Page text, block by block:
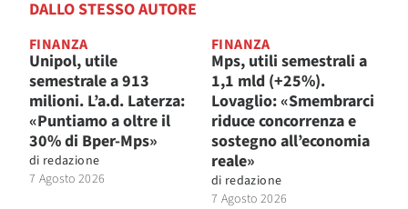
DALLO STESSO AUTORE
FINANZA
Unipol, utile
semestrale a 913
milioni. L’a.d. Laterza:
«Puntiamo a oltre il
30% di Bper-Mps»
di redazione
7 Agosto 2026
FINANZA
Mps, utili semestrali a
1,1 mld (+25%).
Lovaglio: «Smembrarci
riduce concorrenza e
sostegno all’economia
reale»
di redazione
7 Agosto 2026